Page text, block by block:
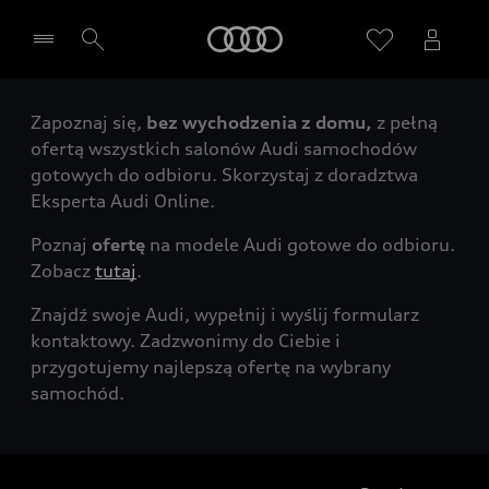
Wybierz Twojego Partnera Audi
Zapoznaj się, bez wychodzenia z domu, z pełną
ofertą wszystkich salonów Audi samochodów
gotowych do odbioru. Skorzystaj z doradztwa
Eksperta Audi Online.
Poznaj ofertę na modele Audi gotowe do odbioru.
Zobacz tutaj.
Znajdź swoje Audi, wypełnij i wyślij formularz
kontaktowy. Zadzwonimy do Ciebie i
przygotujemy najlepszą ofertę na wybrany
samochód.